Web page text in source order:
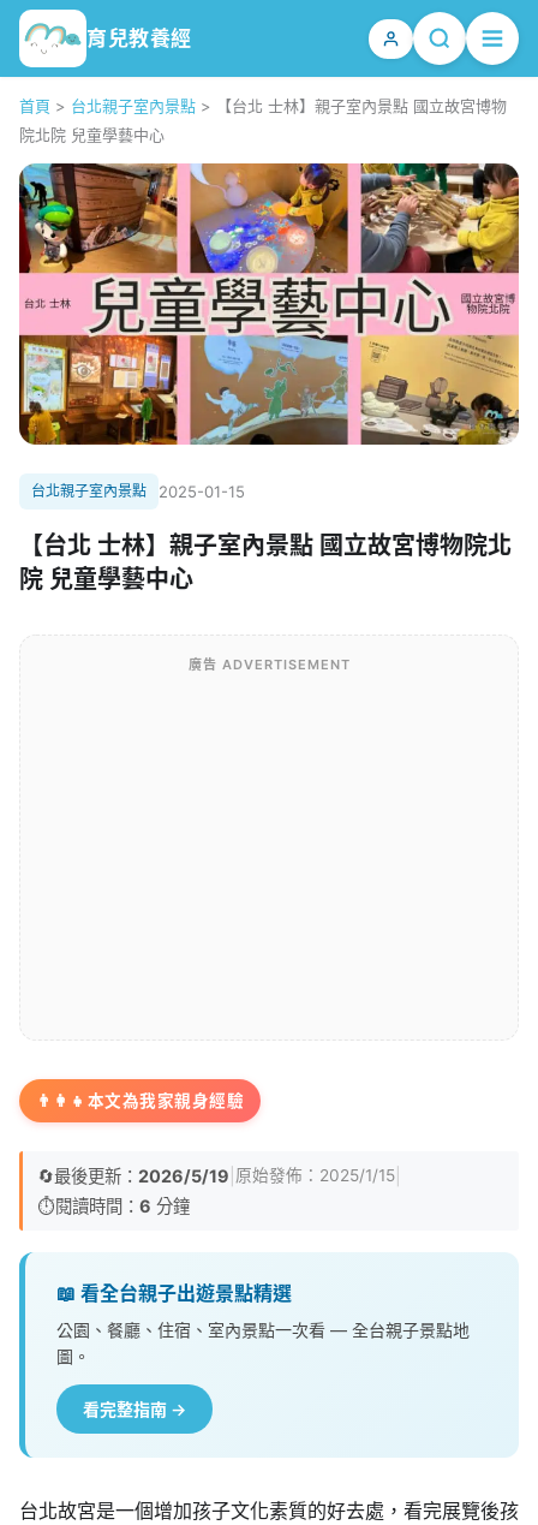
育兒教養經
首頁 > 台北親子室內景點 >
【台北 士林】親子室內景點 國立故宮博物
院北院 兒童學藝中心
台北親子室內景點 2025-01-15
【台北 士林】親子室內景點 國立故宮博物院北
院 兒童學藝中心
廣告 ADVERTISEMENT
👨‍👩‍👧 本文為我家親身經驗
🔄最後更新： 2026/5/19 原始發佈： 2025/1/15
⏱️閱讀時間： 6 分鐘
📖 看全台親子出遊景點精選
公園、餐廳、住宿、室內景點一次看 — 全台親子景點地
圖。
看完整指南 →
台北故宮是一個增加孩子文化素質的好去處，看完展覽後孩